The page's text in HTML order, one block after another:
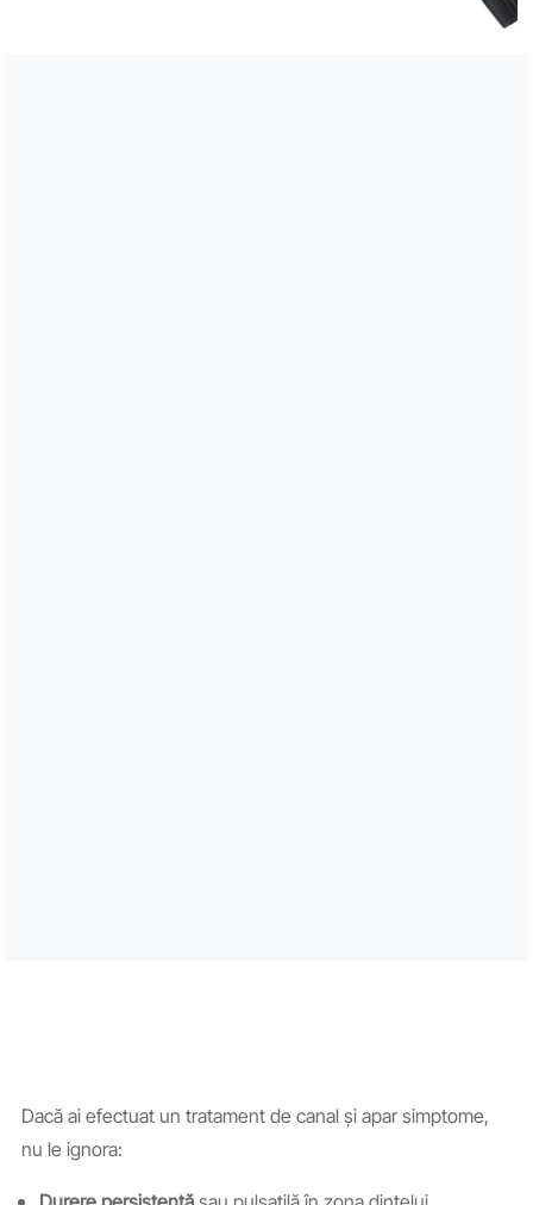
Dacă ai efectuat un tratament de canal și apar simptome,
nu le ignora: